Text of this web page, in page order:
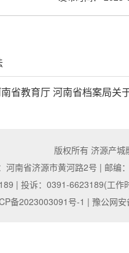
省教育厅 河南省档案局
版权所有 济源产城
河南省济源市黄河路2号 | 邮编
| 投诉：0391-6623189(工
备2023003091号-1 | 豫公网